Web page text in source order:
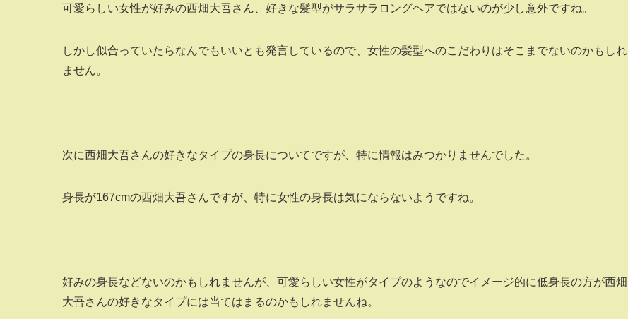
可愛らしい女性が好みの西畑大吾さん、好きな髪型がサラサラロングヘアではないのが少し意外ですね。
しかし似合っていたらなんでもいいとも発言しているので、女性の髪型へのこだわりはそこまでないのかもしれ
ません。
次に西畑大吾さんの好きなタイプの身長についてですが、特に情報はみつかりませんでした。
身長が167cmの西畑大吾さんですが、特に女性の身長は気にならないようですね。
好みの身長などないのかもしれませんが、可愛らしい女性がタイプのようなのでイメージ的に低身長の方が西畑
大吾さんの好きなタイプには当てはまるのかもしれませんね。